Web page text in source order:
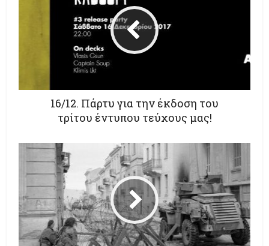
16/12. Πάρτυ για την έκδοση του
τρίτου έντυπου τεύχους μας!